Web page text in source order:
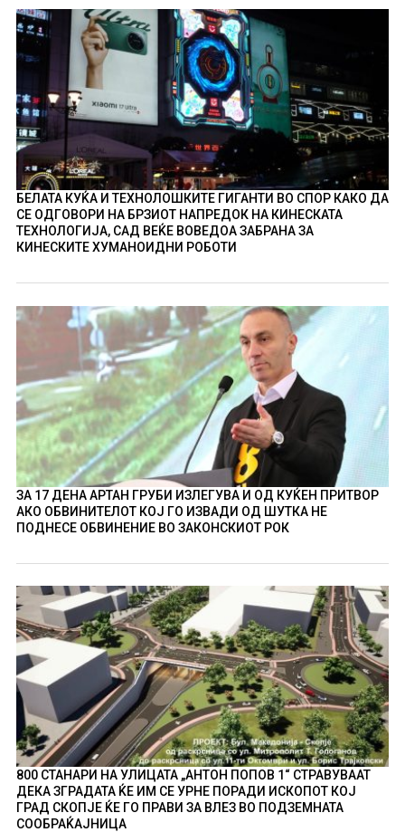
БЕЛАТА КУЌА И ТЕХНОЛОШКИТЕ ГИГАНТИ ВО СПОР КАКО ДА
СЕ ОДГОВОРИ НА БРЗИОТ НАПРЕДОК НА КИНЕСКАТА
ТЕХНОЛОГИЈА, САД ВЕЌЕ ВОВЕДОА ЗАБРАНА ЗА
КИНЕСКИТЕ ХУМАНОИДНИ РОБОТИ
ЗА 17 ДЕНА АРТАН ГРУБИ ИЗЛЕГУВА И ОД КУЌЕН ПРИТВОР
АКО ОБВИНИТЕЛОТ КОЈ ГО ИЗВАДИ ОД ШУТКА НЕ
ПОДНЕСЕ ОБВИНЕНИЕ ВО ЗАКОНСКИОТ РОК
800 СТАНАРИ НА УЛИЦАТА „АНТОН ПОПОВ 1“ СТРАВУВААТ
ДЕКА ЗГРАДАТА ЌЕ ИМ СЕ УРНЕ ПОРАДИ ИСКОПОТ КОЈ
ГРАД СКОПЈЕ ЌЕ ГО ПРАВИ ЗА ВЛЕЗ ВО ПОДЗЕМНАТА
СООБРАЌАЈНИЦА